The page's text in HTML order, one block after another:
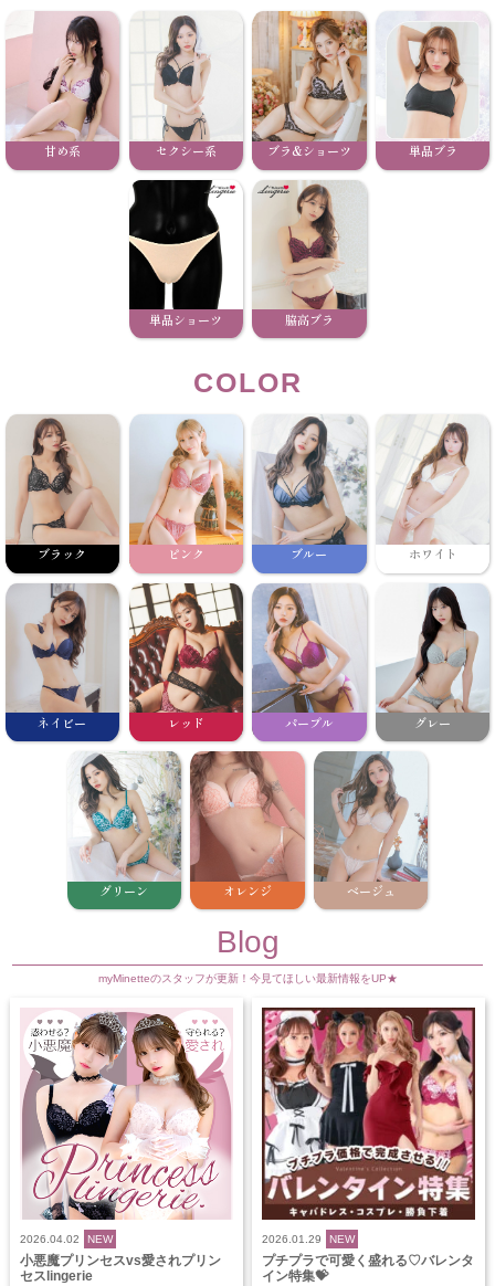
甘め系 セクシー系 ブラ&ショーツ 単品ブラ
単品ショーツ 脇高ブラ
COLOR
ブラック ピンク ブルー ホワイト
ネイビー レッド パープル グレー
グリーン オレンジ ベージュ
Blog
myMinetteのスタッフが更新！今見てほしい最新情報をUP★
2026.04.02 NEW
小悪魔プリンセスvs愛されプリン
セスlingerie
2026.01.29 NEW
プチプラで可愛く盛れる♡バレンタ
イン特集💝